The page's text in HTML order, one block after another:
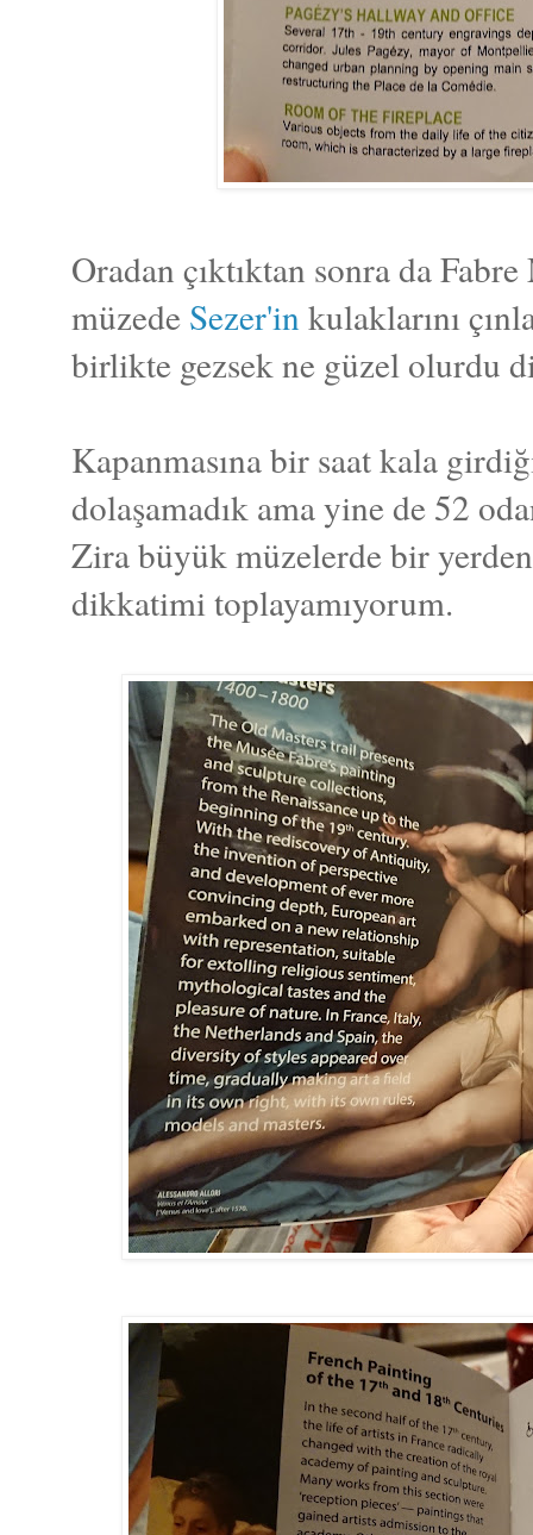
Oradan çıktıktan sonra da
müzede Sezer'in kulaklarını
birlikte gezsek ne güzel olurdu
Kapanmasına bir saat kala
dolaşamadık ama yine de 52
Zira büyük müzelerde bir
dikkatimi toplayamıyorum.